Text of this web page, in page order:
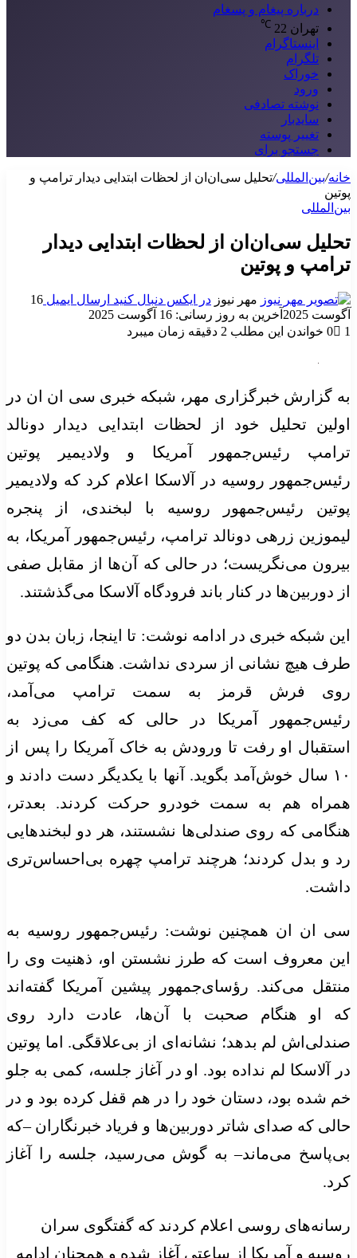
درباره پیغام و پسغام
تهران 22
℃
اینستاگرام
تلگرام
خوراک
ورود
نوشته تصادفی
سایدبار
تغییر پوسته
جستجو برای
خانه/بین‌المللی/تحلیل سی‌ان‌ان از لحظات ابتدایی دیدار ترامپ و
پوتین
بین‌المللی
تحلیل سی‌ان‌ان از لحظات ابتدایی دیدار
ترامپ و پوتین
مهر نیوز در ایکس دنبال کنید ارسال ایمیل 16
آگوست 2025
آخرین به روز رسانی: 16 آگوست 2025
0
1 خواندن این مطلب 2 دقیقه زمان میبرد
به گزارش خبرگزاری مهر، شبکه خبری سی ان ان در
اولین تحلیل خود از لحظات ابتدایی دیدار دونالد
ترامپ رئیس‌جمهور آمریکا و ولادیمیر پوتین
رئیس‌جمهور روسیه در آلاسکا اعلام کرد که ولادیمیر
پوتین رئیس‌جمهور روسیه با لبخندی، از پنجره
لیموزین زرهی دونالد ترامپ، رئیس‌جمهور آمریکا، به
بیرون می‌نگریست؛ در حالی که آن‌ها از مقابل صفی
از دوربین‌ها در کنار باند فرودگاه آلاسکا می‌گذشتند.
این شبکه خبری در ادامه نوشت: تا اینجا، زبان بدن دو
طرف هیچ نشانی از سردی نداشت. هنگامی که پوتین
روی فرش قرمز به سمت ترامپ می‌آمد،
رئیس‌جمهور آمریکا در حالی که کف می‌زد به
استقبال او رفت تا ورودش به خاک آمریکا را پس از
۱۰ سال خوش‌آمد بگوید. آنها با یکدیگر دست دادند و
همراه هم به سمت خودرو حرکت کردند. بعدتر،
هنگامی که روی صندلی‌ها نشستند، هر دو لبخندهایی
رد و بدل کردند؛ هرچند ترامپ چهره بی‌احساس‌تری
داشت.
سی ان ان همچنین نوشت: رئیس‌جمهور روسیه به
این معروف است که طرز نشستن او، ذهنیت وی را
منتقل می‌کند. رؤسای‌جمهور پیشین آمریکا گفته‌اند
که او هنگام صحبت با آن‌ها، عادت دارد روی
صندلی‌اش لم بدهد؛ نشانه‌ای از بی‌علاقگی. اما پوتین
در آلاسکا لم نداده بود. او در آغاز جلسه، کمی به جلو
خم شده بود، دستان خود را در هم قفل کرده بود و در
حالی که صدای شاتر دوربین‌ها و فریاد خبرنگاران –که
بی‌پاسخ می‌ماند– به گوش می‌رسید، جلسه را آغاز
کرد.
رسانه‌های روسی اعلام کردند که گفتگوی سران
روسیه و آمریکا از ساعتی آغاز شده و همچنان ادامه